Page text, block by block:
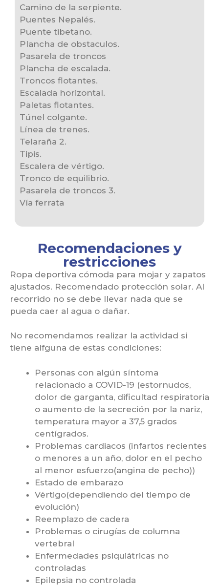
Camino de la serpiente.
Puentes Nepalés.
Puente tibetano.
Plancha de obstaculos.
Pasarela de troncos
Plancha de escalada.
Troncos flotantes.
Escalada horizontal.
Paletas flotantes.
Túnel colgante.
Línea de trenes.
Telaraña 2.
Tipis.
Escalera de vértigo.
Tronco de equilibrio.
Pasarela de troncos 3.
Vía ferrata
Recomendaciones y
restricciones
Ropa deportiva cómoda para mojar y zapatos
ajustados. Recomendado protección solar. Al
recorrido no se debe llevar nada que se
pueda caer al agua o dañar.
No recomendamos realizar la actividad si
tiene alfguna de estas condiciones:
Personas con algún síntoma
relacionado a COVID-19 (estornudos,
dolor de garganta, dificultad respiratoria
o aumento de la secreción por la nariz,
temperatura mayor a 37,5 grados
centígrados.
Problemas cardiacos (infartos recientes
o menores a un año, dolor en el pecho
al menor esfuerzo(angina de pecho))
Estado de embarazo
Vértigo(dependiendo del tiempo de
evolución)
Reemplazo de cadera
Problemas o cirugías de columna
vertebral
Enfermedades psiquiátricas no
controladas
Epilepsia no controlada